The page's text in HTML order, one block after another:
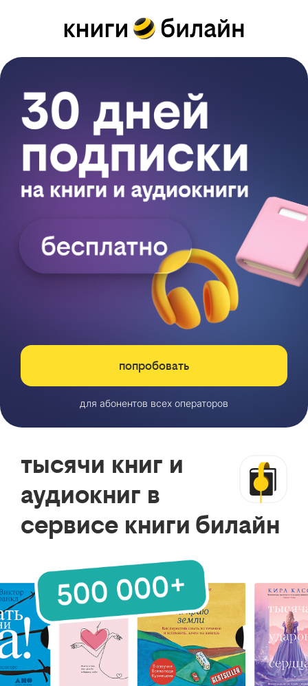
попробовать
для абонентов всех операторов
тысячи книг и
аудиокниг в
сервисе книги билайн